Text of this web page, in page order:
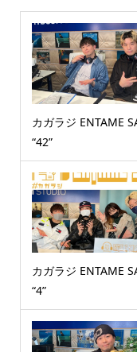
カガラジ ENTAME
“42”
カガラジ ENTAME
“4”